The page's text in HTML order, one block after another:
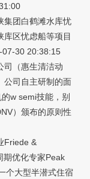
团白鹤滩水库忧
库区忧虑船等项目
07-30 20:38:15
（惠生清洁动
公司自主研制的面
w semi技能，别
）颁布的原则性
Friede &
期优化专家Peak
个大型半潜式住宿